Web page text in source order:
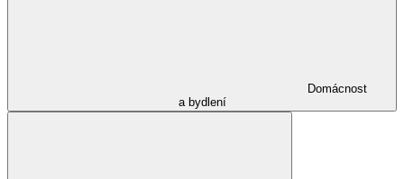
Domácnost
a bydlení